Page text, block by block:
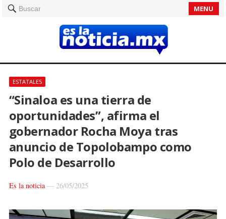
Buscar MENU
ESTATALES
“Sinaloa es una tierra de
oportunidades”, afirma el
gobernador Rocha Moya tras
anuncio de Topolobampo como
Polo de Desarrollo
Es la noticia— 26/05/2025